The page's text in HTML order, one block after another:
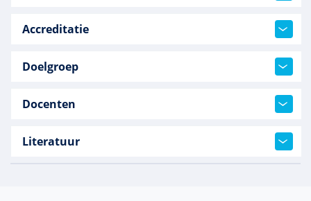
Accreditatie
Doelgroep
Docenten
Literatuur